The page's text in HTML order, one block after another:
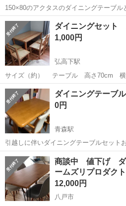
150×80のアクタスのダイニングテーブル
トです。 色はウォールナットです。 椅
ものか、無印などでお好きな色に変えて
ものなので細かな...
青森 青森市 ダイニングセット
ダイニングセット
1,000円
弘高下駅
サイズ（約） テーブル 高さ70cm 横
80cm 座面41×42cm 座面まで42cm 天然木パイン材(ラッカー塗装) テ
ーブルにはクロスを、椅子には座布団を
青森 弘前市 弘高下駅 ダイニ
ダイニングテーブ
0円
青森駅
引越しに伴いダイニングテーブルセット
入した物なので使用感、汚れなどあります。 縦 80cm 横
さ 70cm です。 千刈まで、できるだけ早くとりにきてくれる方を優
先させていただ...
青森 青森市 青森駅 ダイニン
商談中 値下げ ダ
ームズリプロダクト
12,000円
八戸市